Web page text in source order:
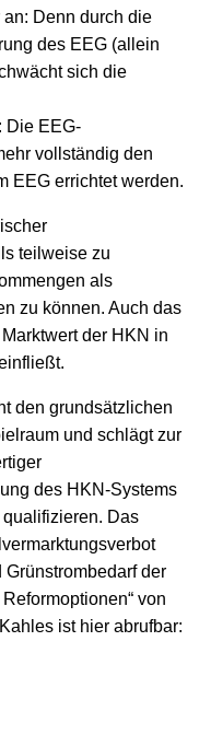
Denn durch die
des EEG (allein
sich die
Die EEG-
vollständig den
EEG errichtet werden.
teilweise zu
als
zu können. Auch das
der HKN in
den grundsätzlichen
und schlägt zur
des HKN-Systems
Das
der
von
ist hier abrufbar: